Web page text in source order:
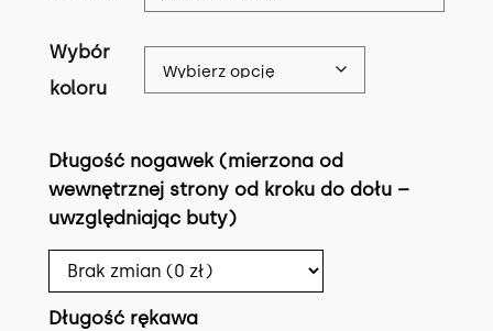
Wybór
koloru
Długość nogawek (mierzona od
wewnętrznej strony od kroku do dołu –
uwzględniając buty)
Długość rękawa